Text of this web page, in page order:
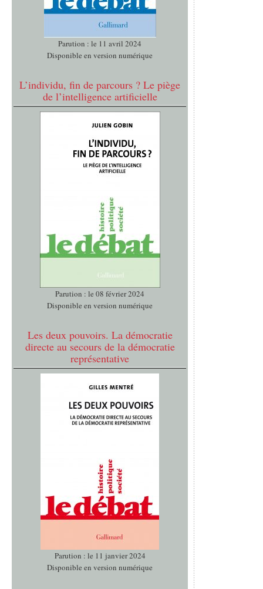
Parution : le 11 avril 2024
Disponible en version numérique
L’individu, fin de parcours ? Le piège
de l’intelligence artificielle
Parution : le 08 février 2024
Disponible en version numérique
Les deux pouvoirs. La démocratie
directe au secours de la démocratie
représentative
Parution : le 11 janvier 2024
Disponible en version numérique